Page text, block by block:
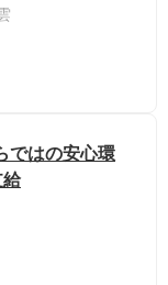
ではの安心環
給